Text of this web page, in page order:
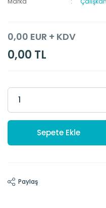
0,00 EUR + KDV
0,00 TL
Sepete Ekle
Paylaş